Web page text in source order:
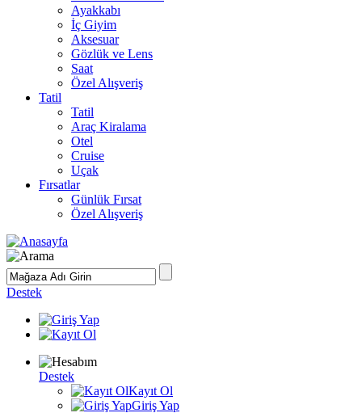
Ayakkabı
İç Giyim
Aksesuar
Gözlük ve Lens
Saat
Özel Alışveriş
Tatil
Tatil
Araç Kiralama
Otel
Cruise
Uçak
Fırsatlar
Günlük Fırsat
Özel Alışveriş
Destek
Destek
Kayıt Ol
Giriş Yap